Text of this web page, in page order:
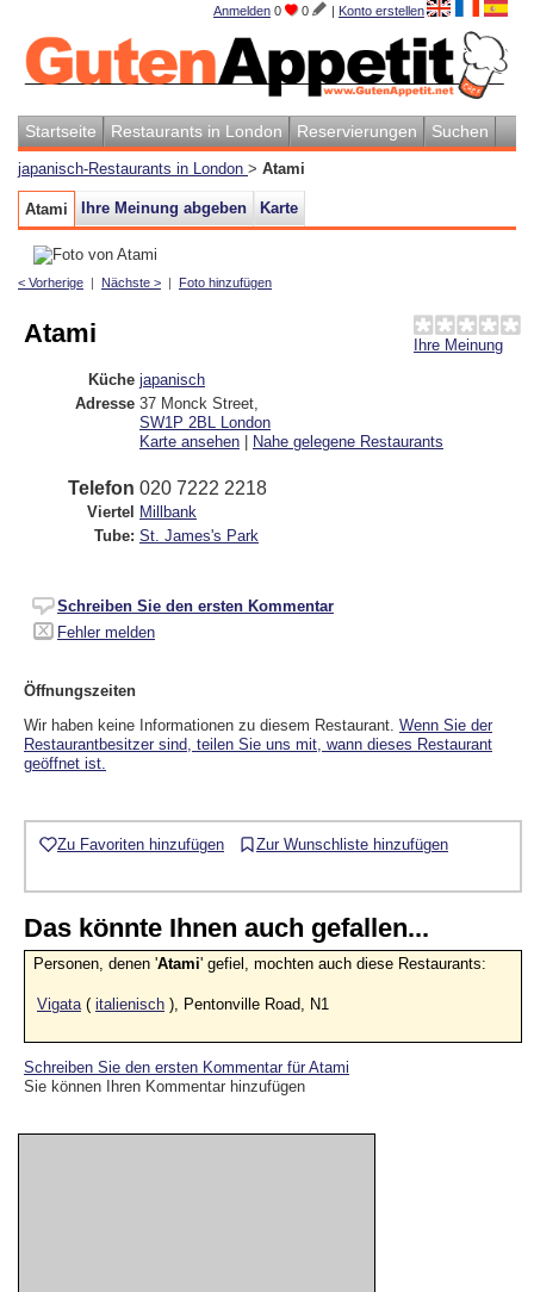
Anmelden 0 0 | Konto erstellen
Startseite Restaurants in London Reservierungen Suchen
japanisch-Restaurants in London > Atami
Atami Ihre Meinung abgeben Karte
< Vorherige | Nächste > | Foto hinzufügen
Ihre Meinung
Atami
Küche japanisch
Adresse 37 Monck Street
SW1P 2BL London
Karte ansehen | Nahe gelegene Restaurants
Telefon 020 7222 2218
Viertel Millbank
Tube: St. James's Park
Schreiben Sie den ersten Kommentar
Fehler melden
Öffnungszeiten
Wir haben keine Informationen zu diesem Restaurant. Wenn Sie der
Restaurantbesitzer sind, teilen Sie uns mit, wann dieses Restaurant
geöffnet ist.
Zu Favoriten hinzufügen Zur Wunschliste hinzufügen
Das könnte Ihnen auch gefallen...
Personen, denen 'Atami' gefiel, mochten auch diese Restaurants:
Vigata( italienisch ), Pentonville Road, N1
Schreiben Sie den ersten Kommentar für Atami
Sie können Ihren Kommentar hinzufügen